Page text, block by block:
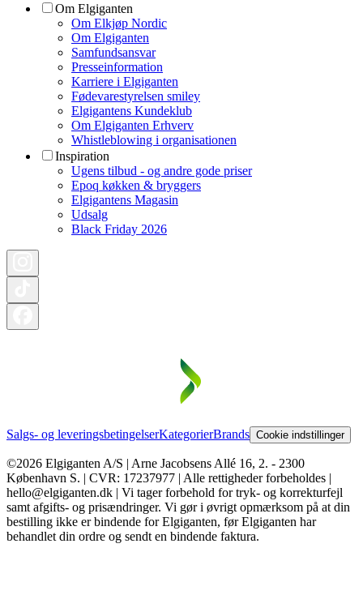
Om Elgiganten
Om Elkjøp Nordic
Om Elgiganten
Samfundsansvar
Presseinformation
Karriere i Elgiganten
Fødevarestyrelsen smiley
Elgigantens Kundeklub
Om Elgiganten Erhverv
Whistleblowing i organisationen
Inspiration
Ugens tilbud - og andre gode priser
Epoq køkken & bryggers
Elgigantens Magasin
Udsalg
Black Friday 2026
Salgs- og leveringsbetingelserKategorierBrands Cookie indstillinger
©2026 Elgiganten A/S | Arne Jacobsens Allé 16, 2. - 2300
København S. | CVR: 17237977 | Alle rettigheder forbeholdes |
hello@elgiganten.dk | Vi tager forbehold for tryk- og korrekturfejl
samt afgifts- og prisændringer. Vi gør i øvrigt opmærksom på at din
bestilling ikke er bindende for Elgiganten, før Elgiganten har
behandlet din ordre og sendt en bindende faktura.